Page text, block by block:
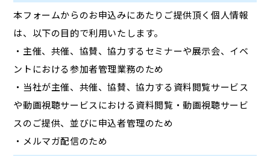
本フォームからのお申込みにあたりご提供頂く個人情報
は、以下の目的で利用いたします。
・主催、共催、協賛、協力するセミナーや展示会、イベ
ントにおける参加者管理業務のため
・当社が主催、共催、協賛、協力する資料閲覧サービス
や動画視聴サービスにおける資料閲覧・動画視聴サービ
スのご提供、並びに申込者管理のため
・メルマガ配信のため